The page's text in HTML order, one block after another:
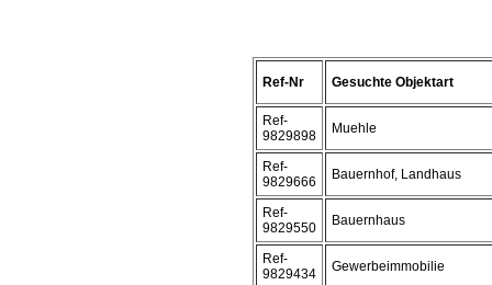
Ref-Nr Gesuchte Objektart
Ref-
9829898
Muehle
Ref-
9829666
Bauernhof, Landhaus
Ref-
9829550
Bauernhaus
Ref-
9829434
Gewerbeimmobilie